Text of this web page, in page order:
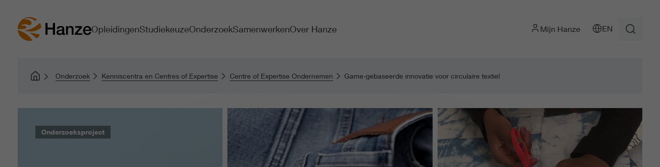
OpleidingenStudiekeuzeOnderzoekSamenwerkenOver Hanze Mijn Hanze EN
Onderzoek Kenniscentra en Centres of Expertise Centre of Expertise Ondernemen Game-gebaseerde innovatie voor circulaire textiel
Onderzoeksproject